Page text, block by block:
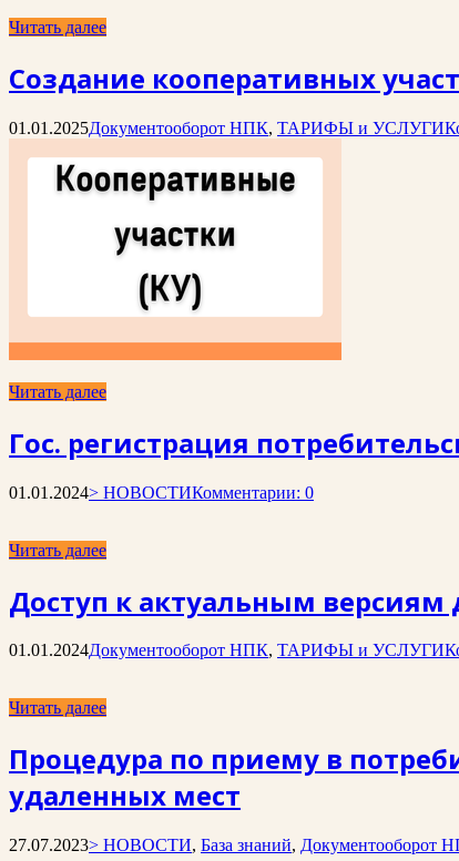
Читать далее
Создание кооперативных
01.01.2025Документооборот НПК, ТАРИФЫ и УСЛУГИ
Читать далее
Гос. регистрация
01.01.2024> НОВОСТИКомментарии: 0
Читать далее
Доступ к актуальным
01.01.2024Документооборот НПК, ТАРИФЫ и УСЛУГИ
Читать далее
Процедура по приему в
удаленных мест
27.07.2023> НОВОСТИ, База знаний, Документооборот